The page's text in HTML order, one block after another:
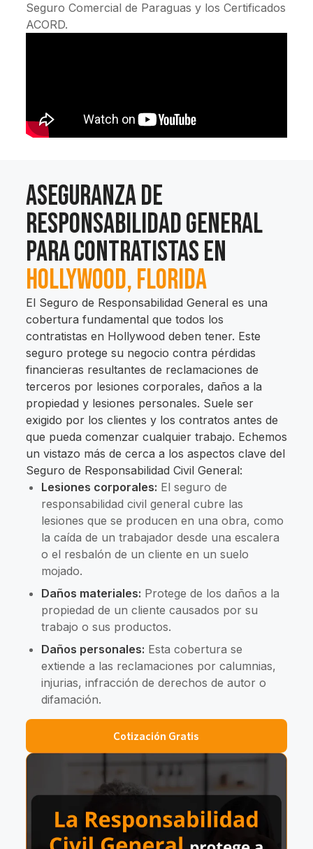
Seguro Comercial de Paraguas y los Certificados
ACORD.
Aseguranza de
Responsabilidad General
para Contratistas en
Hollywood, Florida
El Seguro de Responsabilidad General es una
cobertura fundamental que todos los
contratistas en Hollywood deben tener. Este
seguro protege su negocio contra pérdidas
financieras resultantes de reclamaciones de
terceros por lesiones corporales, daños a la
propiedad y lesiones personales. Suele ser
exigido por los clientes y los contratos antes de
que pueda comenzar cualquier trabajo. Echemos
un vistazo más de cerca a los aspectos clave del
Seguro de Responsabilidad Civil General:
Lesiones corporales: El seguro de
responsabilidad civil general cubre las
lesiones que se producen en una obra, como
la caída de un trabajador desde una escalera
o el resbalón de un cliente en un suelo
mojado.
Daños materiales: Protege de los daños a la
propiedad de un cliente causados por su
trabajo o sus productos.
Daños personales: Esta cobertura se
extiende a las reclamaciones por calumnias,
injurias, infracción de derechos de autor o
difamación.
Cotización Gratis